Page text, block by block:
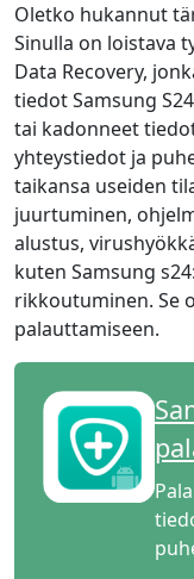
Oletko hukannut
Sinulla on loistava
Data Recovery,
tiedot Samsung
tai kadonneet
yhteystiedot ja
taikansa useiden
juurtuminen,
alustus,
kuten Samsung
rikkoutuminen. Se
palauttamiseen.
English
日本
Deutsche